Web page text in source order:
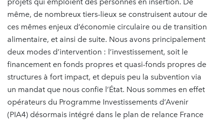
même, de nombreux tiers-lieux se construisent autour de
ces mêmes enjeux d’économie circulaire ou de transition
alimentaire, et ainsi de suite. Nous avons principalement
deux modes d’intervention : l’investissement, soit le
financement en fonds propres et quasi-fonds propres de
structures à fort impact, et depuis peu la subvention via
un mandat que nous confie l’État. Nous sommes en effet
opérateurs du Programme Investissements d’Avenir
(PIA4) désormais intégré dans le plan de relance France